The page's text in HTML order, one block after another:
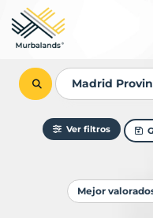
Ver filtros
Ordenar
Mejor